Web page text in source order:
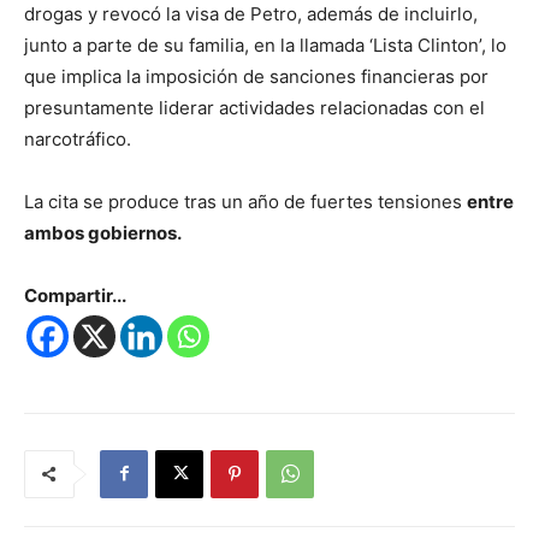
drogas y revocó la visa de Petro, además de incluirlo,
junto a parte de su familia, en la llamada ‘Lista Clinton’, lo
que implica la imposición de sanciones financieras por
presuntamente liderar actividades relacionadas con el
narcotráfico.
La cita se produce tras un año de fuertes tensiones entre
ambos gobiernos.
Compartir...